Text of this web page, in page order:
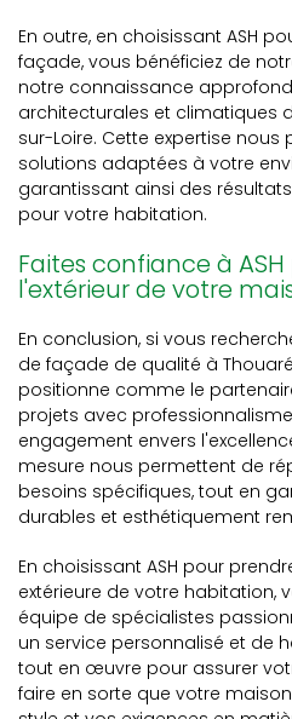
En outre, en choisissant ASH
façade, vous bénéficiez de
notre connaissance
architecturales et climatiques
sur-Loire. Cette expertise
solutions adaptées à votre
garantissant ainsi des
pour votre habitation.
Faites confiance à
l'extérieur de votre
En conclusion, si vous
de façade de qualité à
positionne comme le
projets avec
engagement envers
mesure nous permettent de
besoins spécifiques, tout en
durables et esthétiquement
En choisissant ASH pour
extérieure de votre habitation,
équipe de spécialistes
un service personnalisé et de
tout en œuvre pour assurer
faire en sorte que votre